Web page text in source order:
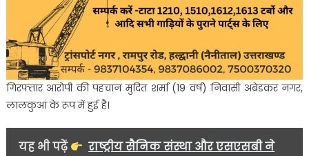
गिरफ्तार आरोपी की पहचान मुदित शर्मा (19 वर्ष) निवासी अंबेडकर नगर,
लालकुआं के रूप में हुई है।
यह भी पढ़ें
राष्ट्रीय सैनिक संस्था और एसएसबी ने